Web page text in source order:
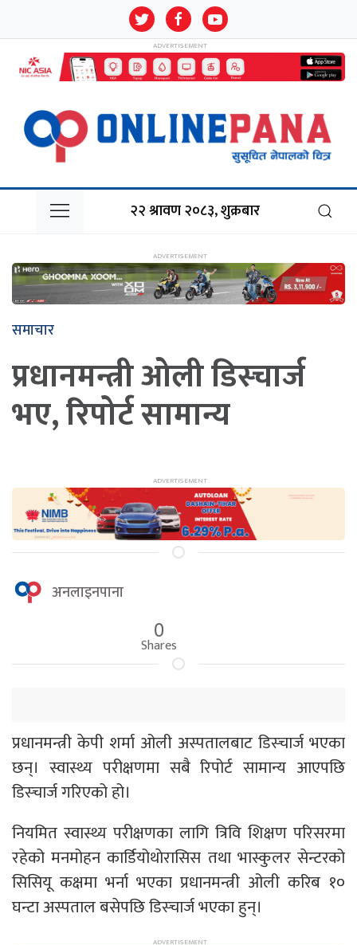
२२ श्रावण २०८३, शुक्रबार
समाचार
प्रधानमन्त्री ओली डिस्चार्ज
भए, रिपोर्ट सामान्य
अनलाइनपाना
0
Shares
प्रधानमन्त्री केपी शर्मा ओली अस्पतालबाट डिस्चार्ज भएका
छन्। स्वास्थ्य परीक्षणमा सबै रिपोर्ट सामान्य आएपछि
डिस्चार्ज गरिएको हो।
नियमित स्वास्थ्य परीक्षणका लागि त्रिवि शिक्षण परिसरमा
रहेको मनमोहन कार्डियोथाेरासिस तथा भास्कुलर सेन्टरको
सिसियू कक्षमा भर्ना भएका प्रधानमन्त्री ओली करिब १०
घन्टा अस्पताल बसेपछि डिस्चार्ज भएका हुन्।